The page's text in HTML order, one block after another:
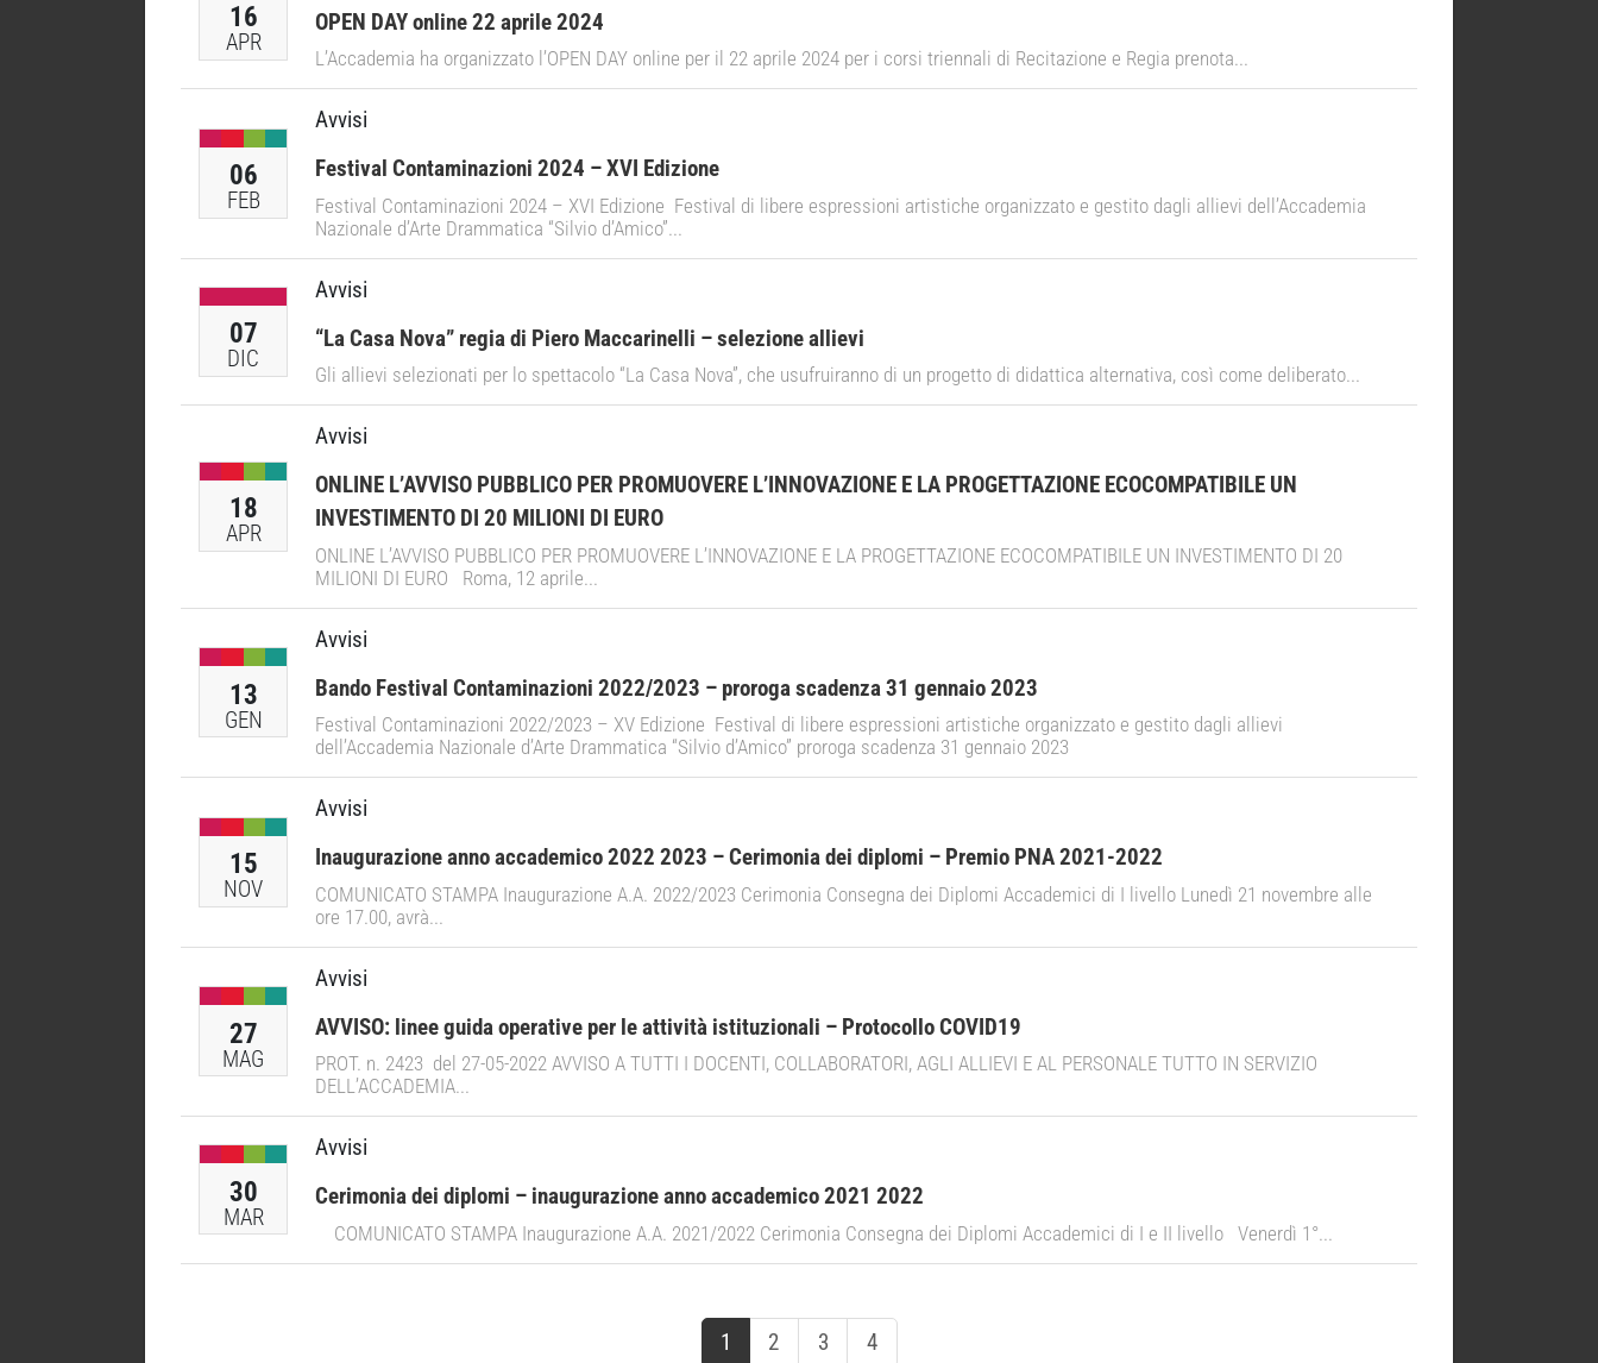
16
APR
OPEN DAY online 22 aprile 2024
L’Accademia ha organizzato l’OPEN DAY online per il 22 aprile 2024 per i corsi triennali di Recitazione e Regia prenota...
06
FEB
Avvisi
Festival Contaminazioni 2024 – XVI Edizione
Festival Contaminazioni 2024 – XVI Edizione Festival di libere espressioni artistiche organizzato e gestito dagli allievi dell’Accademia
Nazionale d’Arte Drammatica “Silvio d’Amico”...
07
DIC
Avvisi
“La Casa Nova” regia di Piero Maccarinelli – selezione allievi
Gli allievi selezionati per lo spettacolo “La Casa Nova”, che usufruiranno di un progetto di didattica alternativa, così come deliberato...
18
APR
Avvisi
ONLINE L’AVVISO PUBBLICO PER PROMUOVERE L’INNOVAZIONE E LA PROGETTAZIONE ECOCOMPATIBILE UN
INVESTIMENTO DI 20 MILIONI DI EURO
ONLINE L’AVVISO PUBBLICO PER PROMUOVERE L’INNOVAZIONE E LA PROGETTAZIONE ECOCOMPATIBILE UN INVESTIMENTO DI 20
MILIONI DI EURO Roma, 12 aprile...
13
GEN
Avvisi
Bando Festival Contaminazioni 2022/2023 – proroga scadenza 31 gennaio 2023
Festival Contaminazioni 2022/2023 – XV Edizione Festival di libere espressioni artistiche organizzato e gestito dagli allievi
dell’Accademia Nazionale d’Arte Drammatica “Silvio d’Amico” proroga scadenza 31 gennaio 2023
15
NOV
Avvisi
Inaugurazione anno accademico 2022 2023 – Cerimonia dei diplomi – Premio PNA 2021-2022
COMUNICATO STAMPA Inaugurazione A.A. 2022/2023 Cerimonia Consegna dei Diplomi Accademici di I livello Lunedì 21 novembre alle
ore 17.00, avrà...
27
MAG
Avvisi
AVVISO: linee guida operative per le attività istituzionali – Protocollo COVID19
PROT. n. 2423 del 27-05-2022 AVVISO A TUTTI I DOCENTI, COLLABORATORI, AGLI ALLIEVI E AL PERSONALE TUTTO IN SERVIZIO
DELL’ACCADEMIA...
30
MAR
Avvisi
Cerimonia dei diplomi – inaugurazione anno accademico 2021 2022
COMUNICATO STAMPA Inaugurazione A.A. 2021/2022 Cerimonia Consegna dei Diplomi Accademici di I e II livello Venerdì 1°...
1 2 3 4